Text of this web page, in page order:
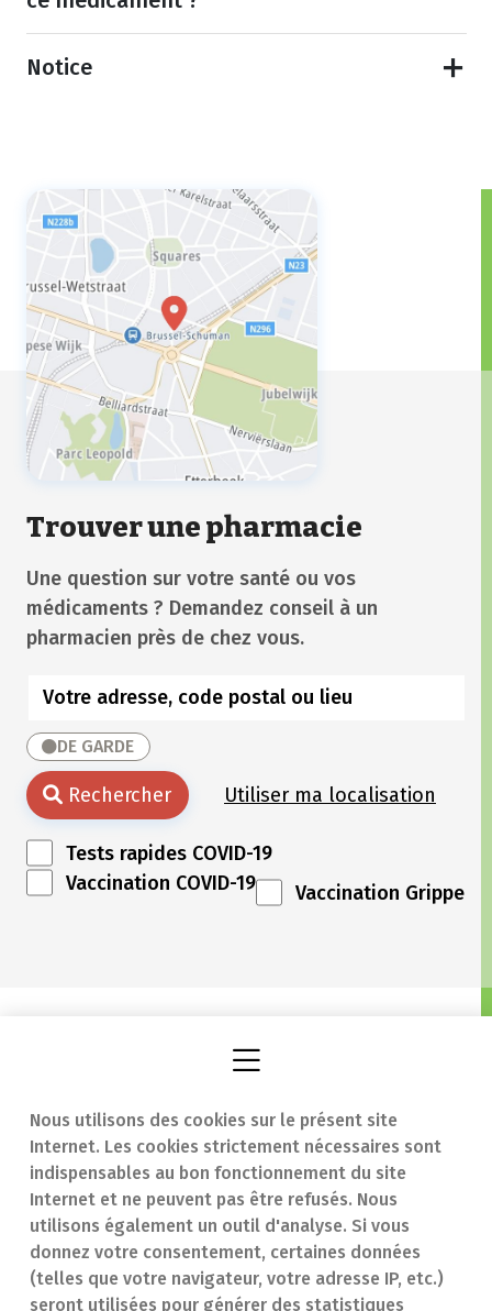
Nous utilisons des cookies sur le présent site
Internet. Les cookies strictement nécessaires sont
indispensables au bon fonctionnement du site
Internet et ne peuvent pas être refusés. Nous
utilisons également un outil d'analyse. Si vous
donnez votre consentement, certaines données
(telles que votre navigateur, votre adresse IP, etc.)
seront utilisées pour générer des statistiques
Notice
Trouver une pharmacie
Une question sur votre santé ou vos
médicaments ? Demandez conseil à un
pharmacien près de chez vous.
DE GARDE
Rechercher Utiliser ma localisation
Tests rapides COVID-19
Vaccination COVID-19
Vaccination Grippe
Trouver une
pharmacie
Notre expertise
Maladies
En cas d'urgence
Contact
Questions
fréquentes (FAQ)